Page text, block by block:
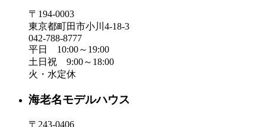
〒194-0003
東京都町田市小川4-18-3
042-788-8777
平日 10:00～19:00
土日祝 9:00～18:00
火・水定休
海老名モデルハウス
〒243-0406